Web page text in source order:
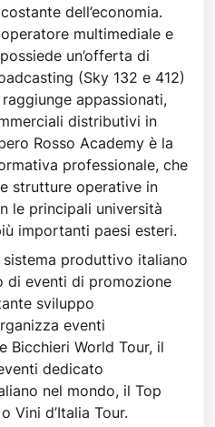
dell’economia.
multimediale e
un’offerta di
(Sky 132 e 412)
appassionati,
distributivi in
Rosso Academy è la
professionale, che
strutture operative in
le principali università
importanti paesi esteri.
produttivo italiano
di eventi di promozione
sviluppo
eventi
Bicchieri World Tour, il
dedicato
nel mondo, il Top
Vini d’Italia Tour.